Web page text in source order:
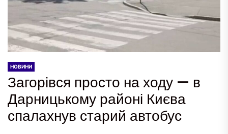
НОВИНИ
Загорівся просто на ходу — в
Дарницькому районі Києва
спалахнув старий автобус